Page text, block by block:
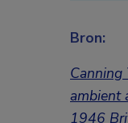
Bron:
Canning
ambient
1946